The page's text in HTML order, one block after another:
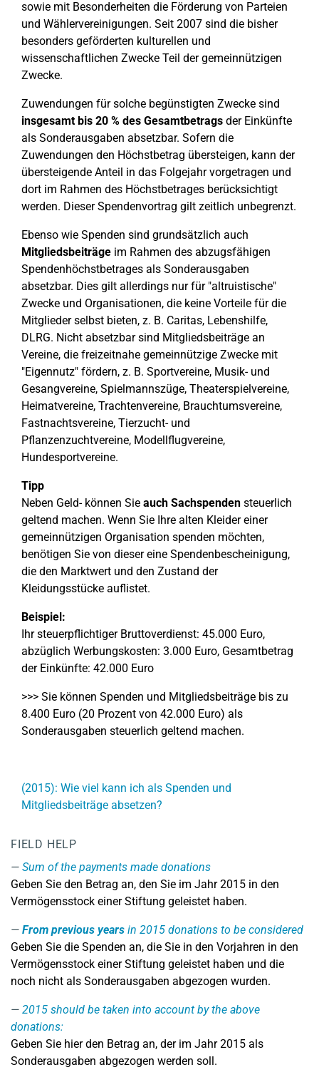
sowie mit Besonderheiten die Förderung von Parteien
und Wählervereinigungen. Seit 2007 sind die bisher
besonders geförderten kulturellen und
wissenschaftlichen Zwecke Teil der gemeinnützigen
Zwecke.
Zuwendungen für solche begünstigten Zwecke sind
insgesamt bis 20 % des Gesamtbetrags der Einkünfte
als Sonderausgaben absetzbar. Sofern die
Zuwendungen den Höchstbetrag übersteigen, kann der
übersteigende Anteil in das Folgejahr vorgetragen und
dort im Rahmen des Höchstbetrages berücksichtigt
werden. Dieser Spendenvortrag gilt zeitlich unbegrenzt.
Ebenso wie Spenden sind grundsätzlich auch
Mitgliedsbeiträge im Rahmen des abzugsfähigen
Spendenhöchstbetrages als Sonderausgaben
absetzbar. Dies gilt allerdings nur für "altruistische"
Zwecke und Organisationen, die keine Vorteile für die
Mitglieder selbst bieten, z. B. Caritas, Lebenshilfe,
DLRG. Nicht absetzbar sind Mitgliedsbeiträge an
Vereine, die freizeitnahe gemeinnützige Zwecke mit
"Eigennutz" fördern, z. B. Sportvereine, Musik- und
Gesangvereine, Spielmannszüge, Theaterspielvereine,
Heimatvereine, Trachtenvereine, Brauchtumsvereine,
Fastnachtsvereine, Tierzucht- und
Pflanzenzuchtvereine, Modellflugvereine,
Hundesportvereine.
Tipp
Neben Geld- können Sie auch Sachspenden steuerlich
geltend machen. Wenn Sie Ihre alten Kleider einer
gemeinnützigen Organisation spenden möchten,
benötigen Sie von dieser eine Spendenbescheinigung,
die den Marktwert und den Zustand der
Kleidungsstücke auflistet.
Beispiel:
Ihr steuerpflichtiger Bruttoverdienst: 45.000 Euro,
abzüglich Werbungskosten: 3.000 Euro, Gesamtbetrag
der Einkünfte: 42.000 Euro
>>> Sie können Spenden und Mitgliedsbeiträge bis zu
8.400 Euro (20 Prozent von 42.000 Euro) als
Sonderausgaben steuerlich geltend machen.
(2015): Wie viel kann ich als Spenden und
Mitgliedsbeiträge absetzen?
FIELD HELP
Sum of the payments made donations
Geben Sie den Betrag an, den Sie im Jahr 2015 in den
Vermögensstock einer Stiftung geleistet haben.
From previous years in 2015 donations to be considered
Geben Sie die Spenden an, die Sie in den Vorjahren in den
Vermögensstock einer Stiftung geleistet haben und die
noch nicht als Sonderausgaben abgezogen wurden.
2015 should be taken into account by the above
donations:
Geben Sie hier den Betrag an, der im Jahr 2015 als
Sonderausgaben abgezogen werden soll.